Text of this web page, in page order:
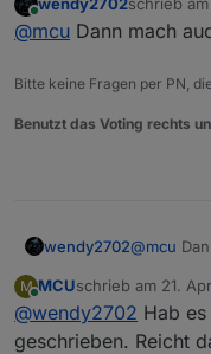
Online
zuletzt
@mcu Dann mach
Bitte keine Fragen per PN,
Benutzt das Voting rechts
wendy2702@mcu
M
Online
MCUschrieb am 21.
zuletzt editiert von
@wendy2702 Hab
geschrieben. Reicht